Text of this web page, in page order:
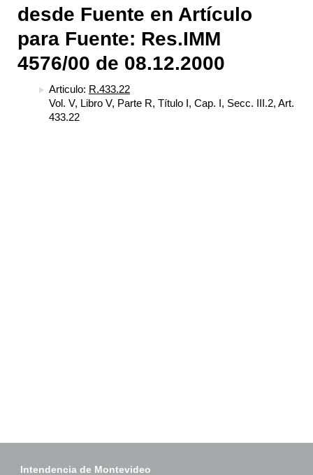
desde Fuente en Artículo
para Fuente: Res.IMM
4576/00 de 08.12.2000
Articulo: R.433.22
Vol. V, Libro V, Parte R, Título I, Cap. I, Secc. III.2, Art.
433.22
Intendencia de Montevideo